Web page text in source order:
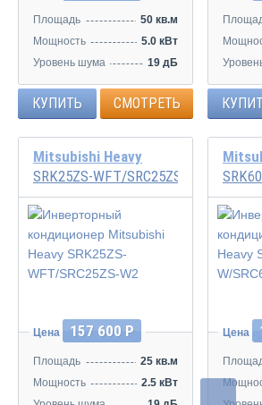
Площадь
50 кв.м
Мощность
5.0 кВт
Уровень шума
19 дБ
КУПИТЬ СМОТРЕТЬ
Mitsubishi Heavy
SRK25ZS-WFT/SRC25ZS-W2
Инвертор
Цена 157 600 Р
Площадь
25 кв.м
Мощность
2.5 кВт
Инвертор
Цена